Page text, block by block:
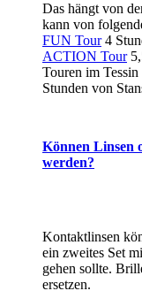
Das hängt von
kann von
FUN Tour4
ACTION Tour
Touren im
Stunden von
Können Linsen
werden?
Kontaktlinsen
ein zweites Set
gehen sollte.
ersetzen.